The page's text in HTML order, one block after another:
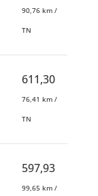
90,76 km /
TN
611,30
76,41 km /
TN
597,93
99,65 km /